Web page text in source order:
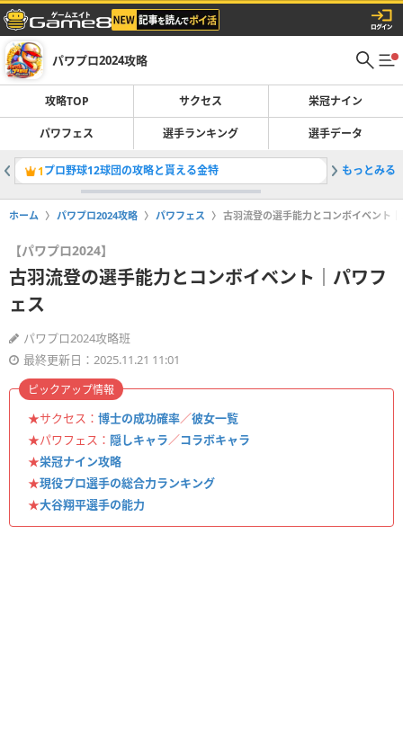
パワプロ2024攻略
攻略TOP サクセス 栄冠ナイン
パワフェス 選手ランキング 選手データ
1プロ野球12球団の攻略と貰える金特 2パワフ
もっとみる
ホーム パワプロ2024攻略 パワフェス 古羽流登の選手能力とコンボイベント
【パワプロ2024】
古羽流登の選手能力とコンボイベント｜パワフ
ェス
パワプロ2024攻略班
最終更新日：2025.11.21 11:01
★サクセス： 博士の成功確率／彼女一覧
★パワフェス： 隠しキャラ／コラボキャラ
★栄冠ナイン攻略
★現役プロ選手の総合力ランキング
★大谷翔平選手の能力
ピックアップ情報